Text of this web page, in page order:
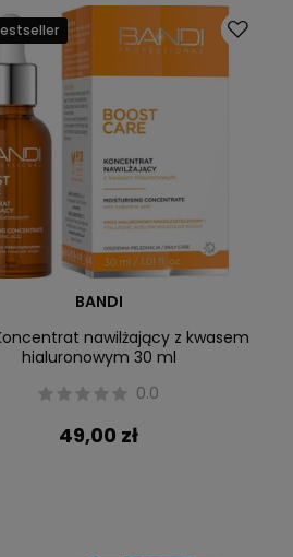
BANDI
nawilżający z kwasem
hialuronowym 30 ml
0.0
49,00 zł